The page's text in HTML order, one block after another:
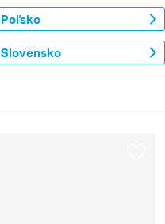
Poľsko
Slovensko